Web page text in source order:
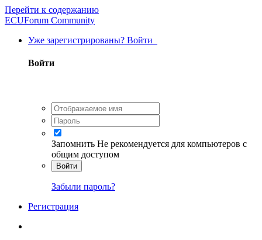
Перейти к содержанию
ECUForum Community
Уже зарегистрированы? Войти
Войти
Запомнить Не рекомендуется для компьютеров с
общим доступом
Войти
Забыли пароль?
Регистрация